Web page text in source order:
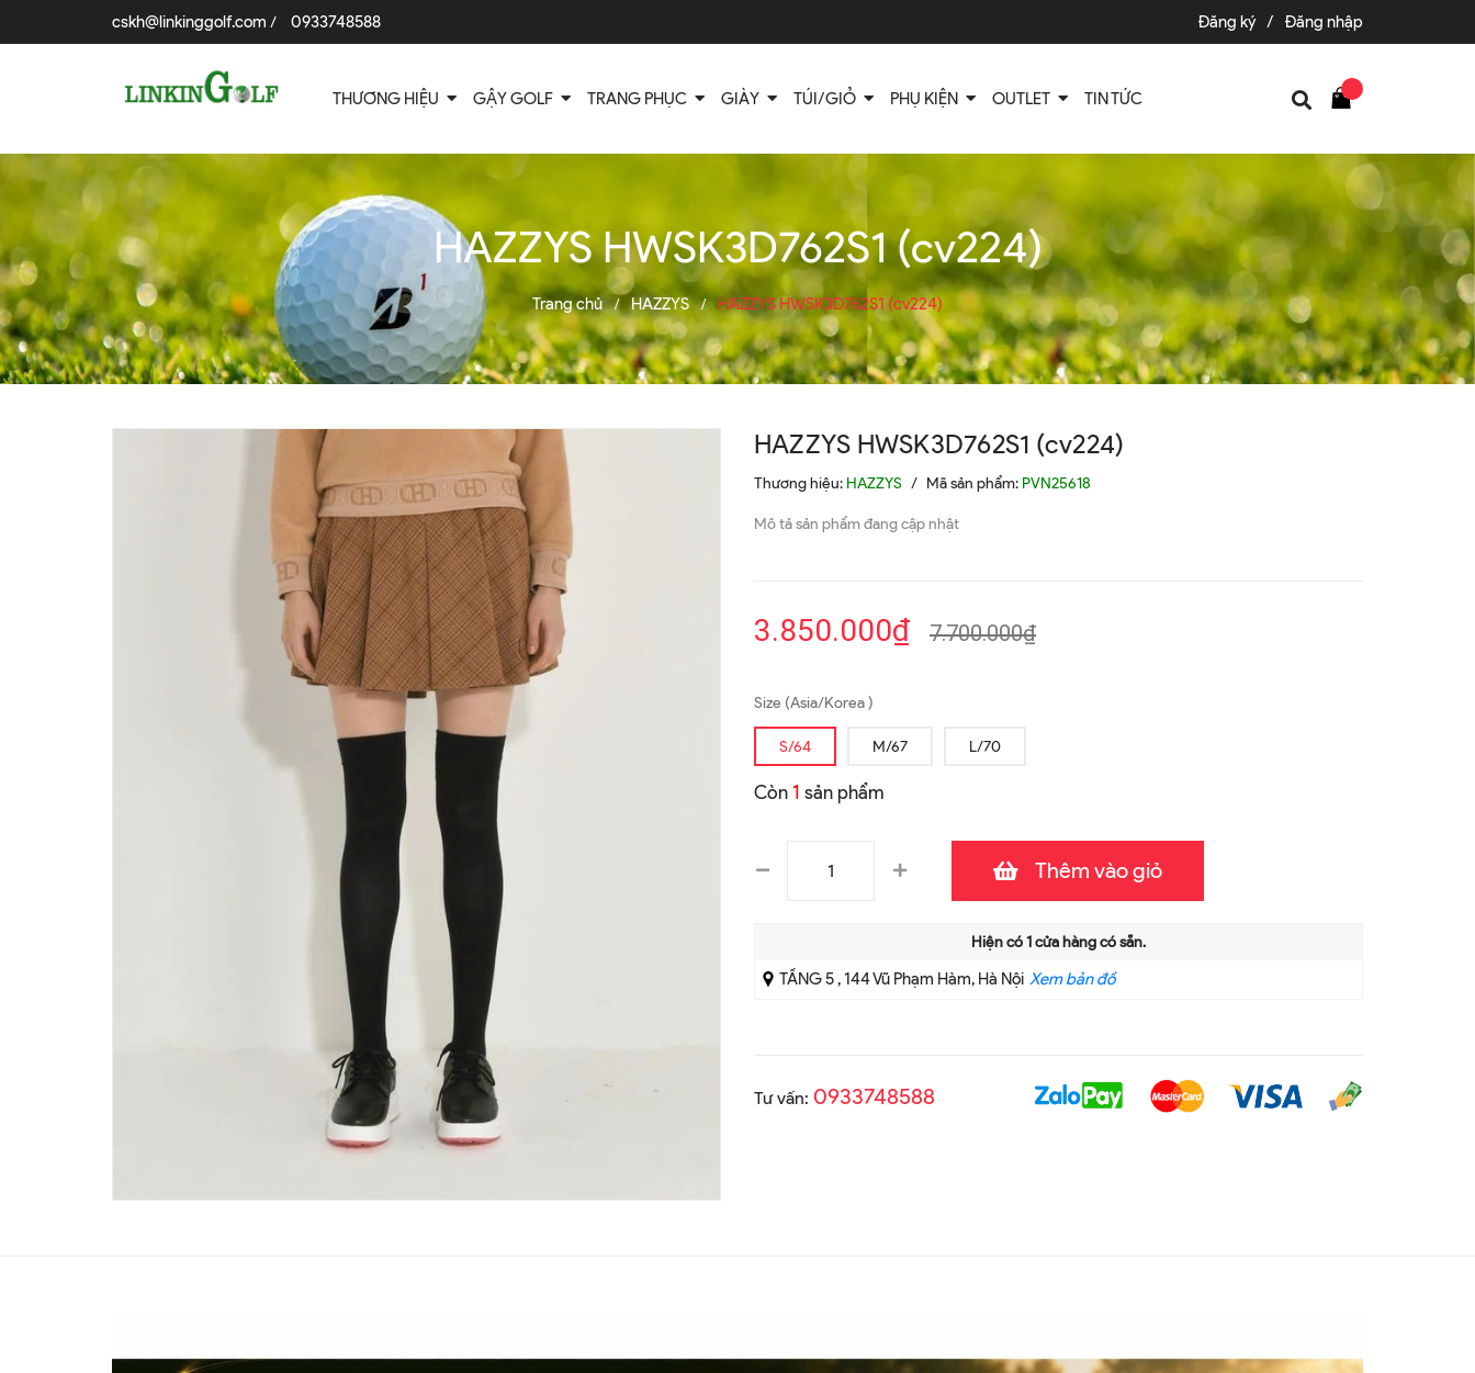
cskh@linkinggolf.com / 0933748588 Đăng ký / Đăng nhập
THƯƠNG HIỆU GẬY GOLF TRANG PHỤC GIÀY TÚI/GIỎ PHỤ KIỆN OUTLET TIN TỨC
HAZZYS HWSK3D762S1 (cv224)
Trang chủ / HAZZYS / HAZZYS HWSK3D762S1 (cv224)
HAZZYS HWSK3D762S1 (cv224)
Thương hiệu: HAZZYS / Mã sản phẩm: PVN25618
Mô tả sản phẩm đang cập nhật
3.850.000₫ 7.700.000₫
Size (Asia/Korea )
S/64 M/67 L/70
Còn 1 sản phẩm
Thêm vào giỏ
Hiện có1cửa hàng có sẵn.
TẦNG 5 , 144 Vũ Phạm Hàm, Hà Nội Xem bản đồ
Tư vấn: 0933748588